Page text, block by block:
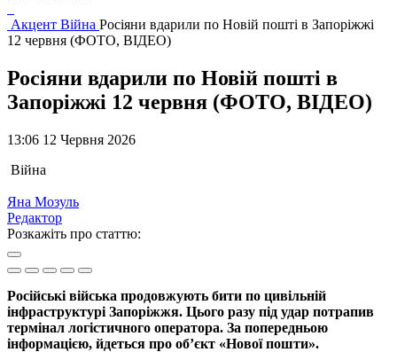
Акцент Війна Росіяни вдарили по Новій пошті в Запоріжжі
12 червня (ФОТО, ВІДЕО)
Росіяни вдарили по Новій пошті в
Запоріжжі 12 червня (ФОТО, ВІДЕО)
13:06 12 Червня 2026
Війна
Яна Мозуль
Редактор
Розкажіть про статтю:
Російські війська продовжують бити по цивільній
інфраструктурі Запоріжжя. Цього разу під удар потрапив
термінал логістичного оператора. За попередньою
інформацією, йдеться про об’єкт «Нової пошти».